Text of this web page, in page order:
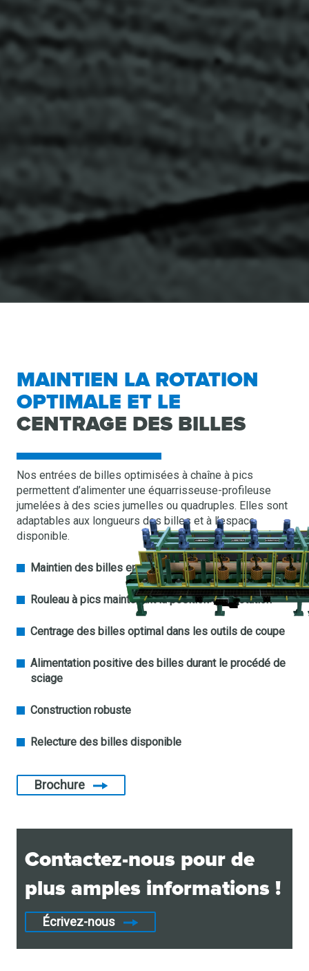
MAINTIEN LA ROTATION
OPTIMALE ET LE
CENTRAGE DES BILLES
Nos entrées de billes optimisées à chaîne à pics
permettent d’alimenter une équarrisseuse-profileuse
jumelées à des scies jumelles ou quadruples. Elles sont
adaptables aux longueurs des billes et à l’espace
disponible.
Maintien des billes en tout temps
Rouleau à pics maintenant la position et la rotation
Centrage des billes optimal dans les outils de coupe
Alimentation positive des billes durant le procédé de
sciage
Construction robuste
Relecture des billes disponible
Brochure
Contactez-nous pour de
plus amples informations !
Écrivez-nous